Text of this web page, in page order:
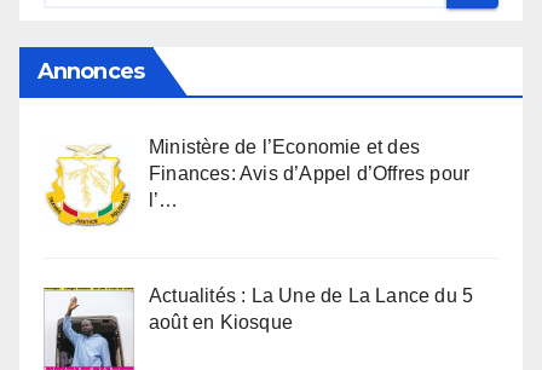
Annonces
Ministère de l’Economie et des
Finances: Avis d’Appel d’Offres pour
l’…
Actualités : La Une de La Lance du 5
août en Kiosque